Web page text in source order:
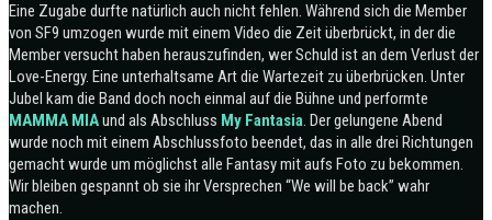
Eine Zugabe durfte natürlich auch nicht fehlen. Während sich die Member
von SF9 umzogen wurde mit einem Video die Zeit überbrückt, in der die
Member versucht haben herauszufinden, wer Schuld ist an dem Verlust der
Love-Energy. Eine unterhaltsame Art die Wartezeit zu überbrücken. Unter
Jubel kam die Band doch noch einmal auf die Bühne und performte
MAMMA MIAund als Abschluss My Fantasia. Der gelungene Abend
wurde noch mit einem Abschlussfoto beendet, das in alle drei Richtungen
gemacht wurde um möglichst alle Fantasy mit aufs Foto zu bekommen.
Wir bleiben gespannt ob sie ihr Versprechen “We will be back” wahr
machen.